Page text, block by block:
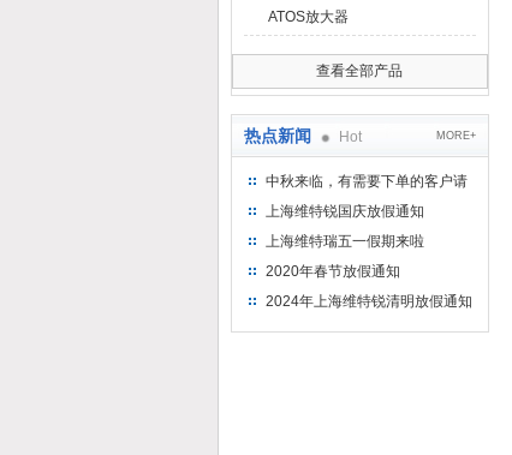
ATOS放大器
查看全部产品
热点新闻 Hot MORE+
中秋来临，有需要下单的客户请
提前下单
上海维特锐国庆放假通知
上海维特瑞五一假期来啦
2020年春节放假通知
2024年上海维特锐清明放假通知